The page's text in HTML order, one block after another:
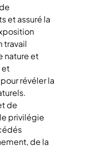
et assuré la
travail
nature et
et
révéler la
de
privilégie
de la